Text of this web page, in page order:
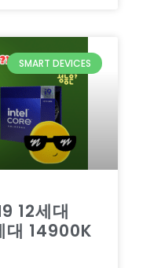
SMART DEVICES
12세대
대 14900K